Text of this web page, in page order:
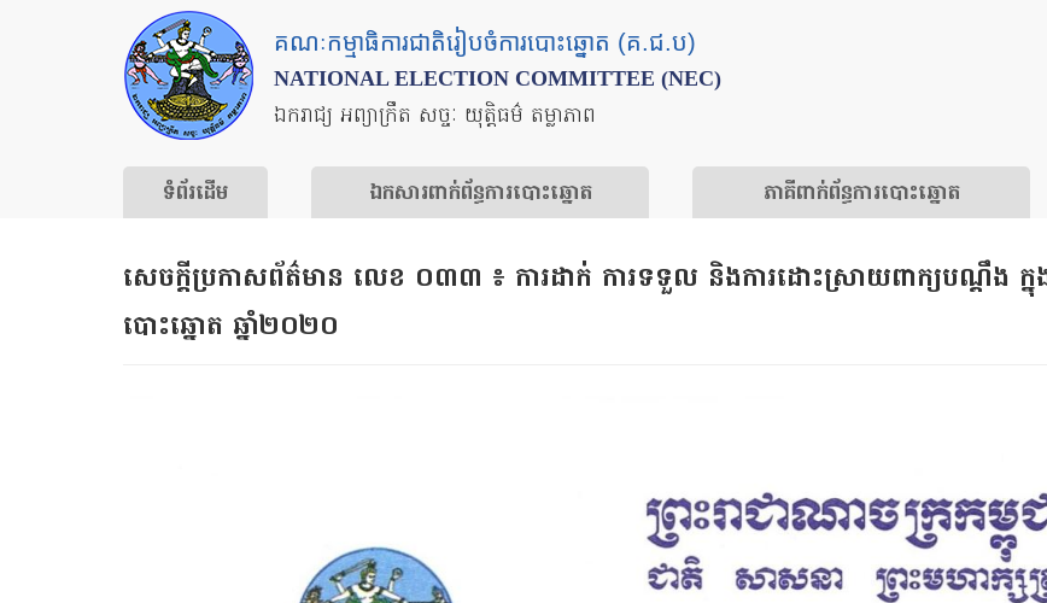
គណៈកម្មាធិការជាតិរៀបចំការបោះឆ្នោត (គ.ជ.ប)
NATIONAL ELECTION COMMITTEE (NEC)
ឯករាជ្យ អព្យាក្រឹត សច្ចៈ យុត្តិធម៌ តម្លាភាព
ទំព័រ​ដើម ឯកសារ​ពាក់ព័ន្ធ​ការ​បោះឆ្នោត ​ភាគីពាក់ព័ន្ធ​​ការ​បោះឆ្នោត
សេចក្តីប្រកាសព័ត៌មាន លេខ ០៣៣ ៖ ការដាក់ ការទទួល និងការដោះស្រាយពាក្យបណ្តឹង ក្នុ
បោះឆ្នោត ឆ្នាំ២០២០